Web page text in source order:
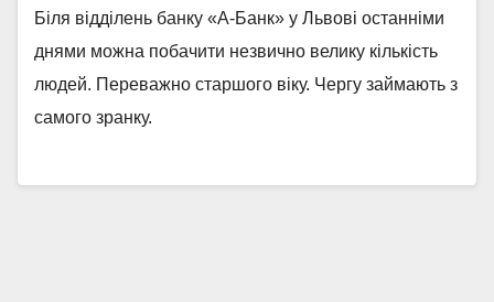
Біля відділень банку «А-Банк» у Львові останніми
днями можна побачити незвично велику кількість
людей. Переважно старшого віку. Чергу займають з
самого зранку.